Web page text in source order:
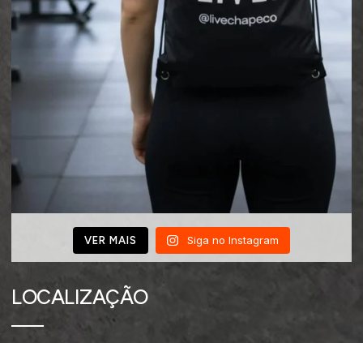
VER MAIS Siga no Instagram
LOCALIZAÇÃO